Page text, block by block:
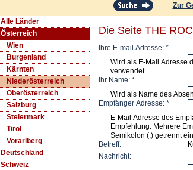
Zur
Alle Länder
Österreich
Wien
Burgenland
Kärnten
Niederösterreich
Oberösterreich
Salzburg
Steiermark
Tirol
Vorarlberg
Deutschland
Schweiz
Die Seite THE
Ihre E-mail Adresse: *
Wird als E-Mail Adresse
verwendet.
Ihr Name: *
Wird als Name des
Empfänger Adresse: *
E-Mail Adresse des
Empfehlung. Mehrere
Semikolon (;) getrennt
Betreff:
Nachricht: